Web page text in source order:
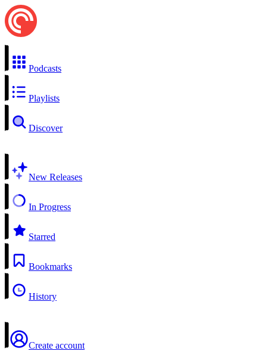
Podcasts
Playlists
Discover
New Releases
In Progress
Starred
Bookmarks
History
Create account